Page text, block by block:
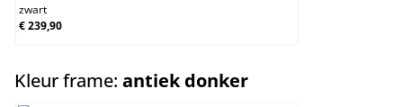
zwart
€ 239,90
Kleur frame: antiek donkerselect